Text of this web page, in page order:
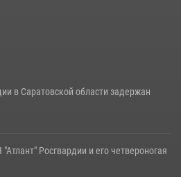
в Саратовской области задержан
Росгвардии и его четвероногая